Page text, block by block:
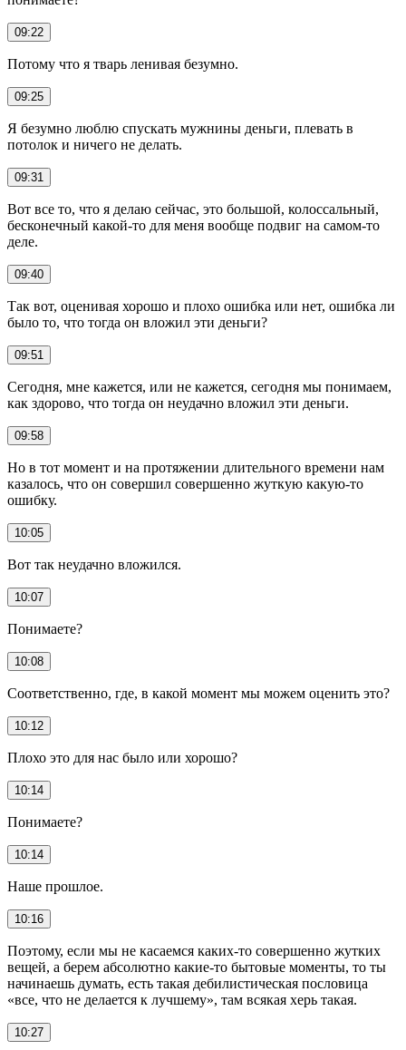
09:22
Потому что я тварь ленивая безумно.
09:25
Я безумно люблю спускать мужнины деньги, плевать в
потолок и ничего не делать.
09:31
Вот все то, что я делаю сейчас, это большой, колоссальный,
бесконечный какой-то для меня вообще подвиг на самом-то
деле.
09:40
Так вот, оценивая хорошо и плохо ошибка или нет, ошибка ли
было то, что тогда он вложил эти деньги?
09:51
Сегодня, мне кажется, или не кажется, сегодня мы понимаем,
как здорово, что тогда он неудачно вложил эти деньги.
09:58
Но в тот момент и на протяжении длительного времени нам
казалось, что он совершил совершенно жуткую какую-то
ошибку.
10:05
Вот так неудачно вложился.
10:07
Понимаете?
10:08
Соответственно, где, в какой момент мы можем оценить это?
10:12
Плохо это для нас было или хорошо?
10:14
Понимаете?
10:14
Наше прошлое.
10:16
Поэтому, если мы не касаемся каких-то совершенно жутких
вещей, а берем абсолютно какие-то бытовые моменты, то ты
начинаешь думать, есть такая дебилистическая пословица
«все, что не делается к лучшему», там всякая херь такая.
10:27